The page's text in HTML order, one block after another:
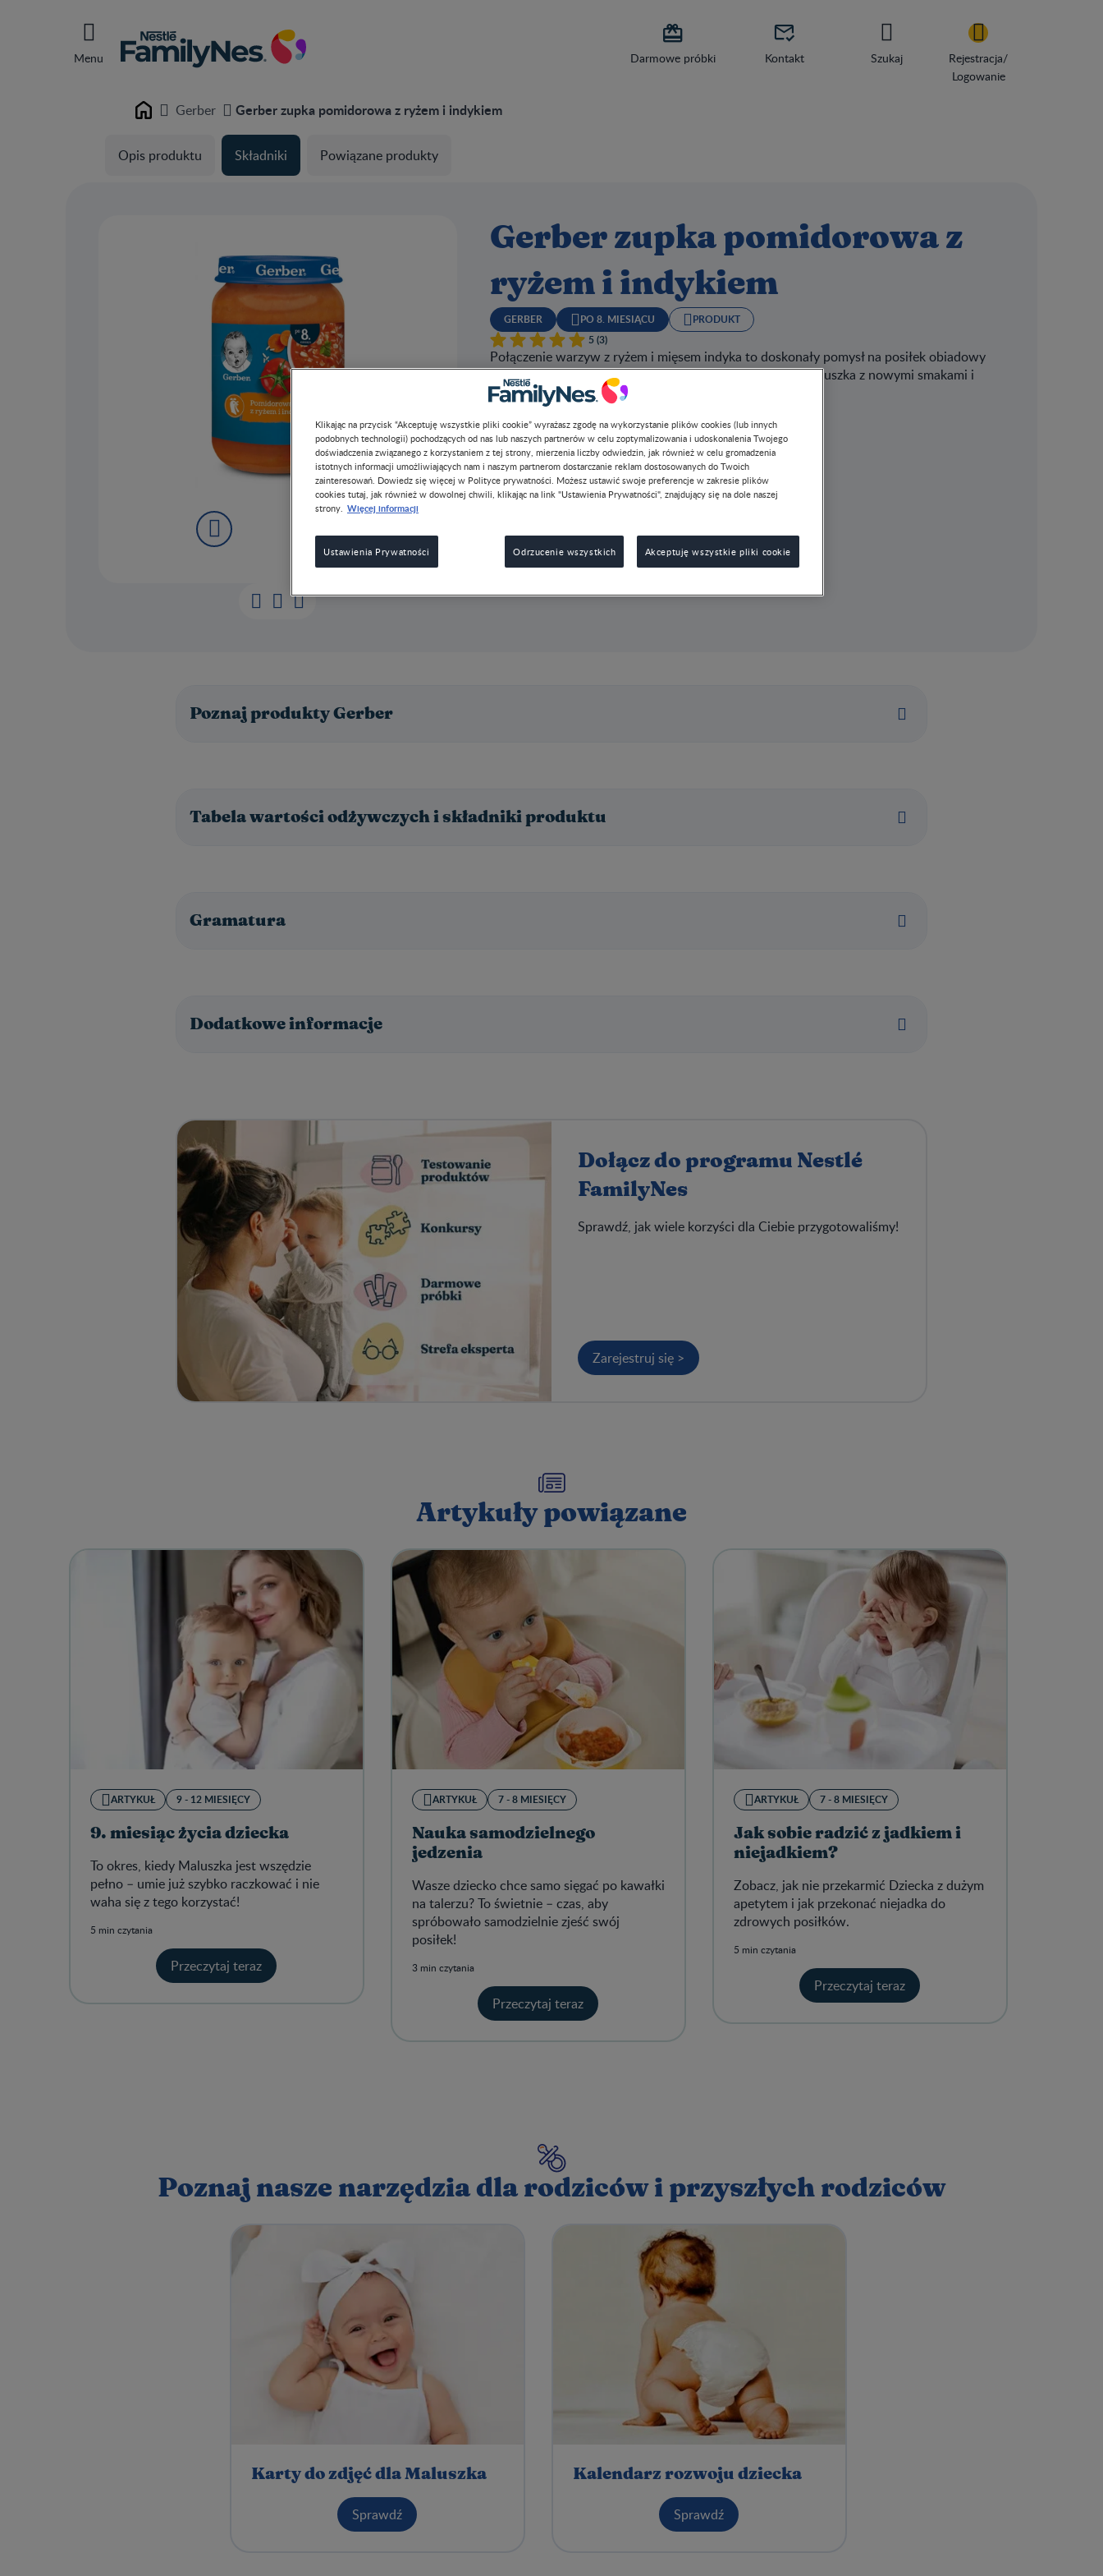
Menu

Darmowe próbki

Kontakt Szukaj
Rejestracja/
Logowanie
Home Gerber Gerber zupka pomidorowa z ryżem i indykiem
Opis produktu Składniki Powiązane produkty
Gerber zupka pomidorowa z
ryżem i indykiem
GERBER PO 8. MIESIĄCU
PRODUKT
5 (3)
Połączenie warzyw z ryżem i mięsem indyka to doskonały pomysł na posiłek obiadowy
dla dziecka po 8. miesiącu życia, który pomoże oswoić maluszka z nowymi smakami i
konsystencją.
Kup teraz
Poznaj produkty Gerber
Tabela wartości odżywczych i składniki produktu
Gramatura
Dodatkowe informacje
Dołącz do programu Nestlé
FamilyNes
Sprawdź, jak wiele korzyści dla Ciebie przygotowaliśmy!
Zarejestruj się >
Artykuły powiązane
ARTYKUŁ 9 - 12 MIESIĘCY
9. miesiąc życia dziecka
To okres, kiedy Maluszka jest wszędzie
pełno – umie już szybko raczkować i nie
waha się z tego korzystać!
5 min czytania
Przeczytaj teraz
ARTYKUŁ 7 - 8 MIESIĘCY
Nauka samodzielnego
jedzenia
Wasze dziecko chce samo sięgać po kawałki
na talerzu? To świetnie – czas, aby
spróbowało samodzielnie zjeść swój
posiłek!
3 min czytania
Przeczytaj teraz
ARTYKUŁ 7 - 8 MIESIĘCY
Jak sobie radzić z jadkiem i
niejadkiem?
Zobacz, jak nie przekarmić Dziecka z dużym
apetytem i jak przekonać niejadka do
zdrowych posiłków.
5 min czytania
Przeczytaj teraz
Poznaj nasze narzędzia dla rodziców i przyszłych rodziców
Karty do zdjęć dla Maluszka
Sprawdź
Kalendarz rozwoju dziecka
Sprawdź
Klikając na przycisk “Akceptuję wszystkie pliki cookie” wyrażasz zgodę na wykorzystanie plików cookies (lub innych
podobnych technologii) pochodzących od nas lub naszych partnerów w celu zoptymalizowania i udoskonalenia Twojego
doświadczenia związanego z korzystaniem z tej strony, mierzenia liczby odwiedzin, jak również w celu gromadzenia
istotnych informacji umożliwiających nam i naszym partnerom dostarczanie reklam dostosowanych do Twoich
zainteresowań. Dowiedz się więcej w Polityce prywatności. Możesz ustawić swoje preferencje w zakresie plików
cookies tutaj, jak również w dowolnej chwili, klikając na link "Ustawienia Prywatności", znajdujący się na dole naszej
strony. Więcej informacji
Ustawienia Prywatności Odrzucenie wszystkich Akceptuję wszystkie pliki cookie